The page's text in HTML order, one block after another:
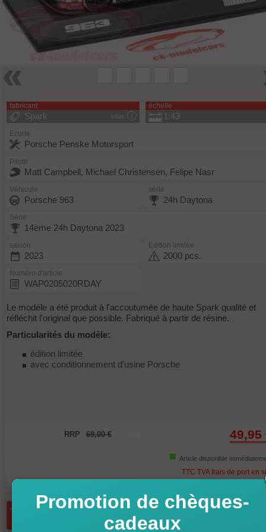
fabricant
infos
Spark
échelle
1:43
Ecurie
Porsche Penske Motorsport
Pilote
Matt Campbell, Michael Christensen, Felipe Nasr
Véhicule
Porsche 963
série
24h Daytona
Série
14ème 24h Daytona 2023
saison
2023
Edition limitée
2000 pcs.
Numéro d'article
WAP0205020RDAY
Le modèle a été produit à l'accoutumée de haute Spark qualité et
réfléchit l'original que possible. Fabriqué à partir de résine.
Particularités du modèle:
édition limitée
avec conditionnement d'usine Porsche
RRP 69,00 € 49,95
Article disponible
TTC TVA frais de port en
ajouter au panier
Promotion de chèques-
cadeaux